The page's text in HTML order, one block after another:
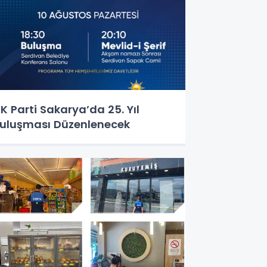
Parti Sakarya’da 25. Yıl
Düzenlenecek